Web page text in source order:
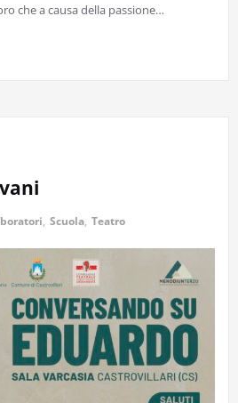
che a causa della passione…
, Scuola, Teatro